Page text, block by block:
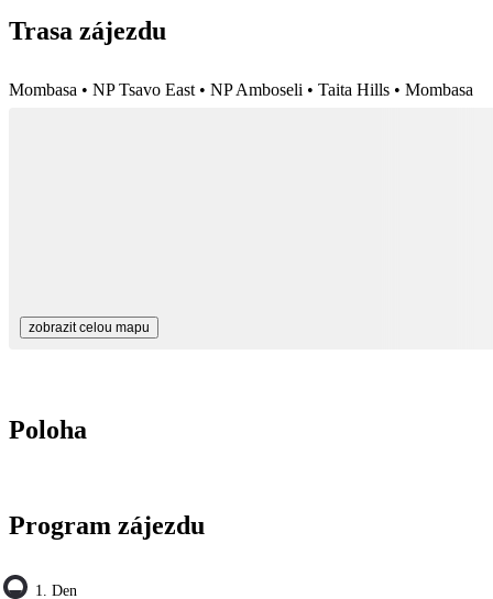
Trasa zájezdu
Mombasa • NP Tsavo East • NP Amboseli • Taita Hills • Mombasa
zobrazit celou mapu
Poloha
Program zájezdu
1. Den